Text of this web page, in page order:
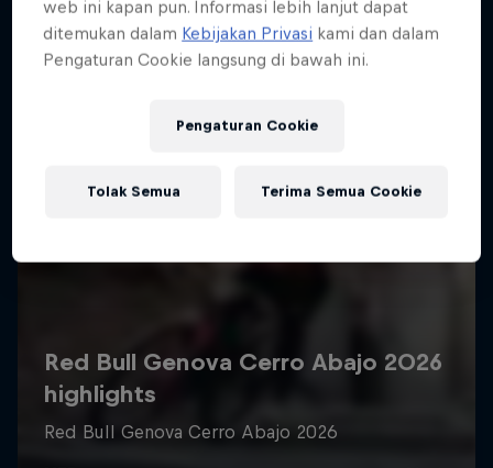
web ini kapan pun. Informasi lebih lanjut dapat
ditemukan dalam Kebijakan Privasi kami dan dalam
Pengaturan Cookie langsung di bawah ini.
Pengaturan Cookie
Tolak Semua Terima Semua Cookie